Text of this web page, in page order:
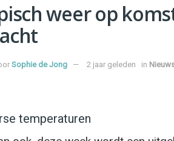
weer op
Sophie de Jong 2 jaar geleden in
temperaturen